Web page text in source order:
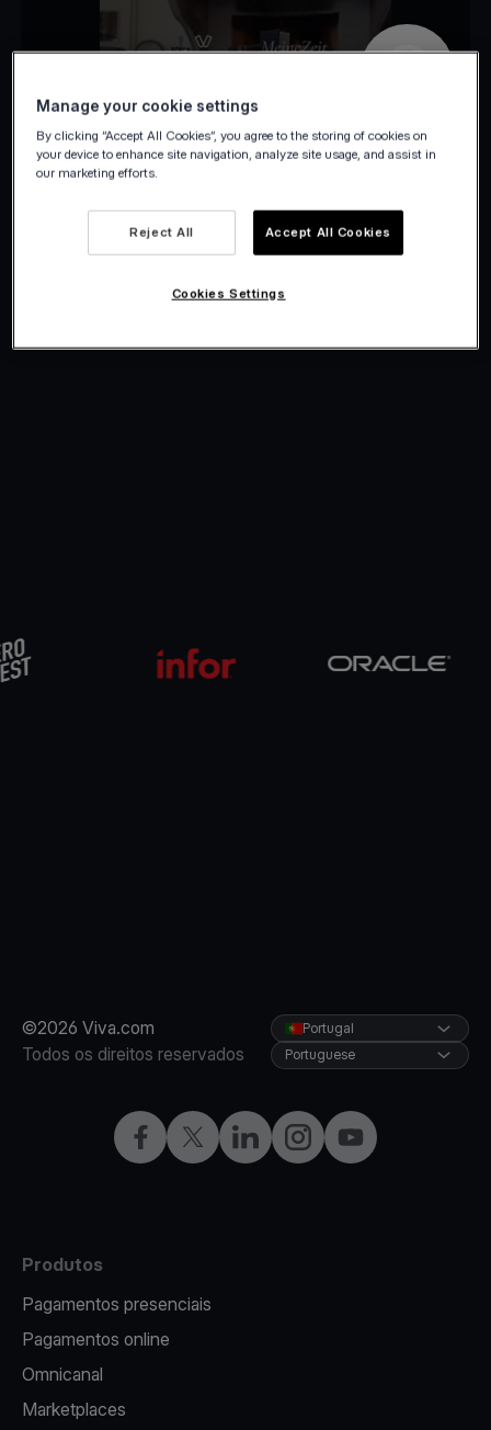
©2026 Viva.com
Todos os direitos reservados
FacebookTwitterLinkedInInstagramYouTube
Portugal
Portuguese
Produtos
Pagamentos presenciais
Pagamentos online
Omnicanal
Marketplaces
Manage your cookie settings
By clicking “Accept All Cookies”, you agree to the storing of cookies on
your device to enhance site navigation, analyze site usage, and assist in
our marketing efforts.
Reject All Accept All Cookies
Cookies Settings